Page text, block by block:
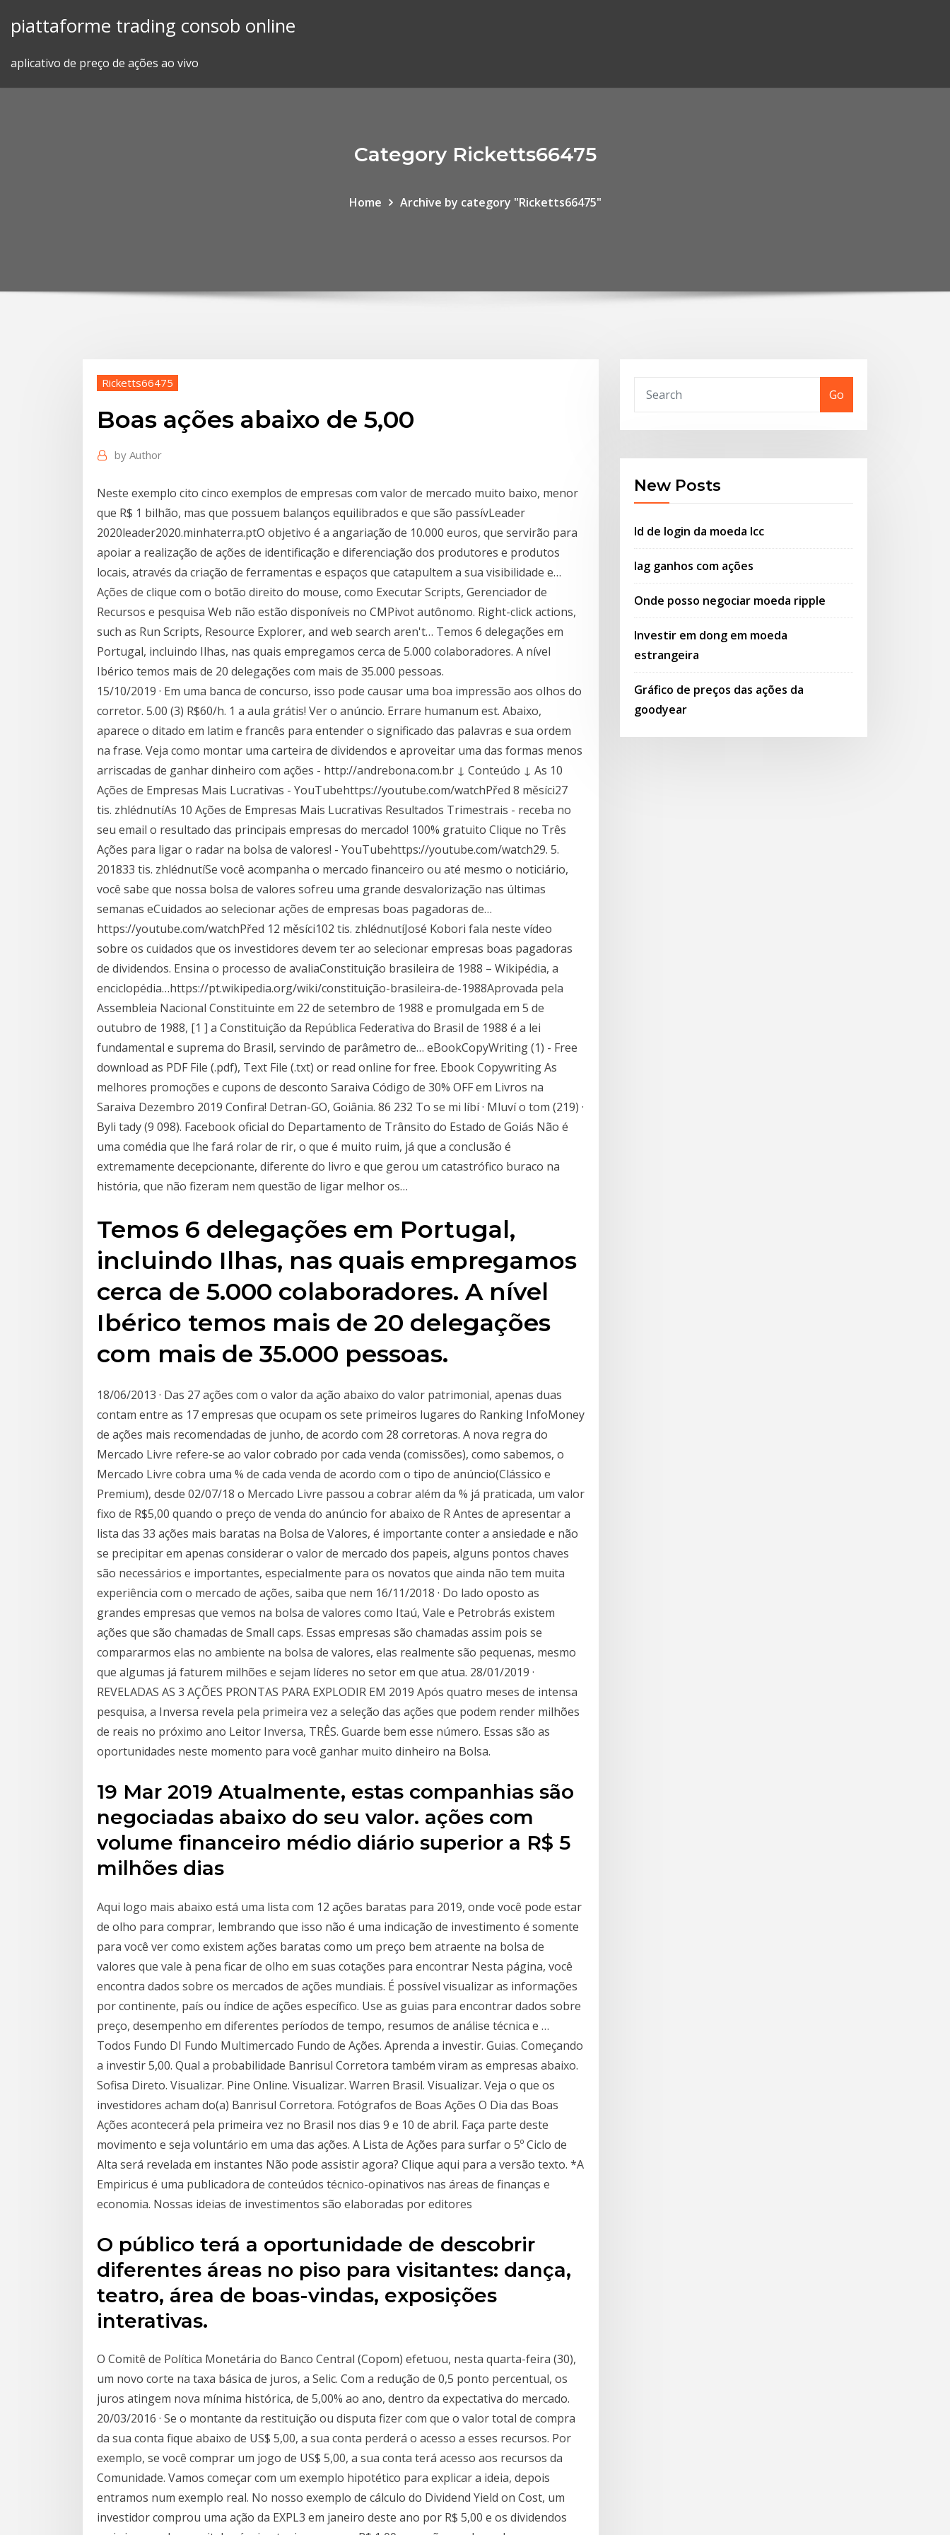
piattaforme trading consob online
aplicativo de preço de ações ao vivo
Category Ricketts66475
Home Archive by category "Ricketts66475"
Ricketts66475
Boas ações abaixo de 5,00
by Author
Neste exemplo cito cinco exemplos de empresas com valor de mercado muito baixo, menor
que R$ 1 bilhão, mas que possuem balanços equilibrados e que são passívLeader
2020leader2020.minhaterra.ptO objetivo é a angariação de 10.000 euros, que servirão para
apoiar a realização de ações de identificação e diferenciação dos produtores e produtos
locais, através da criação de ferramentas e espaços que catapultem a sua visibilidade e…
Ações de clique com o botão direito do mouse, como Executar Scripts, Gerenciador de
Recursos e pesquisa Web não estão disponíveis no CMPivot autônomo. Right-click actions,
such as Run Scripts, Resource Explorer, and web search aren't… Temos 6 delegações em
Portugal, incluindo Ilhas, nas quais empregamos cerca de 5.000 colaboradores. A nível
Ibérico temos mais de 20 delegações com mais de 35.000 pessoas.
15/10/2019 · Em uma banca de concurso, isso pode causar uma boa impressão aos olhos do
corretor. 5.00 (3) R$60/h. 1 a aula grátis! Ver o anúncio. Errare humanum est. Abaixo,
aparece o ditado em latim e francês para entender o significado das palavras e sua ordem
na frase. Veja como montar uma carteira de dividendos e aproveitar uma das formas menos
arriscadas de ganhar dinheiro com ações - http://andrebona.com.br ↓ Conteúdo ↓ As 10
Ações de Empresas Mais Lucrativas - YouTubehttps://youtube.com/watchPřed 8 měsíci27
tis. zhlédnutíAs 10 Ações de Empresas Mais Lucrativas Resultados Trimestrais - receba no
seu email o resultado das principais empresas do mercado! 100% gratuito Clique no Três
Ações para ligar o radar na bolsa de valores! - YouTubehttps://youtube.com/watch29. 5.
201833 tis. zhlédnutíSe você acompanha o mercado financeiro ou até mesmo o noticiário,
você sabe que nossa bolsa de valores sofreu uma grande desvalorização nas últimas
semanas eCuidados ao selecionar ações de empresas boas pagadoras de…
https://youtube.com/watchPřed 12 měsíci102 tis. zhlédnutíJosé Kobori fala neste vídeo
sobre os cuidados que os investidores devem ter ao selecionar empresas boas pagadoras
de dividendos. Ensina o processo de avaliaConstituição brasileira de 1988 – Wikipédia, a
enciclopédia…https://pt.wikipedia.org/wiki/constituição-brasileira-de-1988Aprovada pela
Assembleia Nacional Constituinte em 22 de setembro de 1988 e promulgada em 5 de
outubro de 1988, [1 ] a Constituição da República Federativa do Brasil de 1988 é a lei
fundamental e suprema do Brasil, servindo de parâmetro de… eBookCopyWriting (1) - Free
download as PDF File (.pdf), Text File (.txt) or read online for free. Ebook Copywriting As
melhores promoções e cupons de desconto Saraiva Código de 30% OFF em Livros na
Saraiva Dezembro 2019 Confira! Detran-GO, Goiânia. 86 232 To se mi líbí · Mluví o tom (219) ·
Byli tady (9 098). Facebook oficial do Departamento de Trânsito do Estado de Goiás Não é
uma comédia que lhe fará rolar de rir, o que é muito ruim, já que a conclusão é
extremamente decepcionante, diferente do livro e que gerou um catastrófico buraco na
história, que não fizeram nem questão de ligar melhor os…
Temos 6 delegações em Portugal,
incluindo Ilhas, nas quais empregamos
cerca de 5.000 colaboradores. A nível
Ibérico temos mais de 20 delegações
com mais de 35.000 pessoas.
18/06/2013 · Das 27 ações com o valor da ação abaixo do valor patrimonial, apenas duas
contam entre as 17 empresas que ocupam os sete primeiros lugares do Ranking InfoMoney
de ações mais recomendadas de junho, de acordo com 28 corretoras. A nova regra do
Mercado Livre refere-se ao valor cobrado por cada venda (comissões), como sabemos, o
Mercado Livre cobra uma % de cada venda de acordo com o tipo de anúncio(Clássico e
Premium), desde 02/07/18 o Mercado Livre passou a cobrar além da % já praticada, um valor
fixo de R$5,00 quando o preço de venda do anúncio for abaixo de R Antes de apresentar a
lista das 33 ações mais baratas na Bolsa de Valores, é importante conter a ansiedade e não
se precipitar em apenas considerar o valor de mercado dos papeis, alguns pontos chaves
são necessários e importantes, especialmente para os novatos que ainda não tem muita
experiência com o mercado de ações, saiba que nem 16/11/2018 · Do lado oposto as
grandes empresas que vemos na bolsa de valores como Itaú, Vale e Petrobrás existem
ações que são chamadas de Small caps. Essas empresas são chamadas assim pois se
compararmos elas no ambiente na bolsa de valores, elas realmente são pequenas, mesmo
que algumas já faturem milhões e sejam líderes no setor em que atua. 28/01/2019 ·
REVELADAS AS 3 AÇÕES PRONTAS PARA EXPLODIR EM 2019 Após quatro meses de intensa
pesquisa, a Inversa revela pela primeira vez a seleção das ações que podem render milhões
de reais no próximo ano Leitor Inversa, TRÊS. Guarde bem esse número. Essas são as
oportunidades neste momento para você ganhar muito dinheiro na Bolsa.
19 Mar 2019 Atualmente, estas companhias são
negociadas abaixo do seu valor. ações com
volume financeiro médio diário superior a R$ 5
milhões dias
Aqui logo mais abaixo está uma lista com 12 ações baratas para 2019, onde você pode estar
de olho para comprar, lembrando que isso não é uma indicação de investimento é somente
para você ver como existem ações baratas como um preço bem atraente na bolsa de
valores que vale à pena ficar de olho em suas cotações para encontrar Nesta página, você
encontra dados sobre os mercados de ações mundiais. É possível visualizar as informações
por continente, país ou índice de ações específico. Use as guias para encontrar dados sobre
preço, desempenho em diferentes períodos de tempo, resumos de análise técnica e …
Todos Fundo DI Fundo Multimercado Fundo de Ações. Aprenda a investir. Guias. Começando
a investir 5,00. Qual a probabilidade Banrisul Corretora também viram as empresas abaixo.
Sofisa Direto. Visualizar. Pine Online. Visualizar. Warren Brasil. Visualizar. Veja o que os
investidores acham do(a) Banrisul Corretora. Fotógrafos de Boas Ações O Dia das Boas
Ações acontecerá pela primeira vez no Brasil nos dias 9 e 10 de abril. Faça parte deste
movimento e seja voluntário em uma das ações. A Lista de Ações para surfar o 5º Ciclo de
Alta será revelada em instantes Não pode assistir agora? Clique aqui para a versão texto. *A
Empiricus é uma publicadora de conteúdos técnico-opinativos nas áreas de finanças e
economia. Nossas ideias de investimentos são elaboradas por editores
O público terá a oportunidade de descobrir
diferentes áreas no piso para visitantes: dança,
teatro, área de boas-vindas, exposições
interativas.
O Comitê de Política Monetária do Banco Central (Copom) efetuou, nesta quarta-feira (30),
um novo corte na taxa básica de juros, a Selic. Com a redução de 0,5 ponto percentual, os
juros atingem nova mínima histórica, de 5,00% ao ano, dentro da expectativa do mercado.
20/03/2016 · Se o montante da restituição ou disputa fizer com que o valor total de compra
da sua conta fique abaixo de US$ 5,00, a sua conta perderá o acesso a esses recursos. Por
exemplo, se você comprar um jogo de US$ 5,00, a sua conta terá acesso aos recursos da
Comunidade. Vamos começar com um exemplo hipotético para explicar a ideia, depois
entramos num exemplo real. No nosso exemplo de cálculo do Dividend Yield on Cost, um
investidor comprou uma ação da EXPL3 em janeiro deste ano por R$ 5,00 e os dividendos
Go
New Posts
Id de login da moeda lcc
Iag ganhos com ações
Onde posso negociar moeda ripple
Investir em dong em moeda
estrangeira
Gráfico de preços das ações da
goodyear